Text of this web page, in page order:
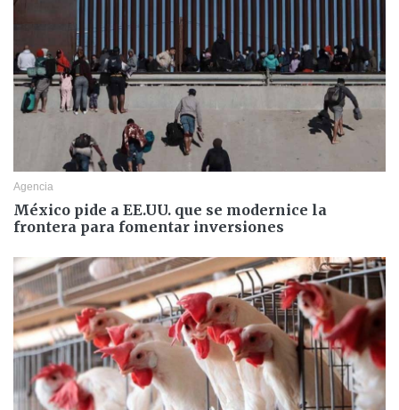
Agencia
México pide a EE.UU. que se modernice la
frontera para fomentar inversiones